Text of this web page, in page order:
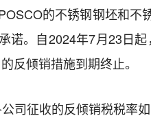
的不锈钢钢坯和不
诺。自2024年7月23日
的反倾销措施到期终止。
司征收的反倾销税税率如